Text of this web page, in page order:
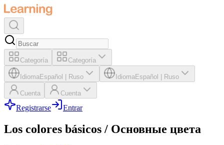
Categoría Categoría
IdiomaEspañol Ruso IdiomaEspañol Ruso
Cuenta Cuenta
Registrarse Entrar
Los colores básicos / Основные цвета